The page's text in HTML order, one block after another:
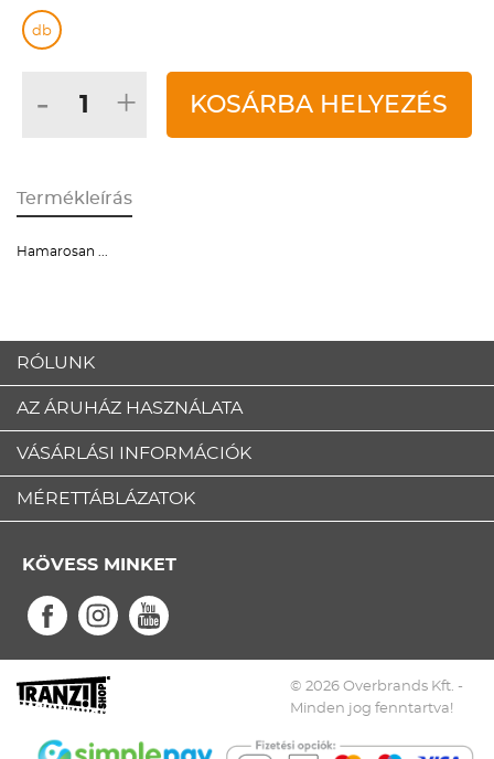
db
- + KOSÁRBA HELYEZÉS
Termékleírás
Hamarosan ...
RÓLUNK
AZ ÁRUHÁZ HASZNÁLATA
VÁSÁRLÁSI INFORMÁCIÓK
MÉRETTÁBLÁZATOK
KÖVESS MINKET
© 2026 Overbrands Kft. -
Minden jog fenntartva!